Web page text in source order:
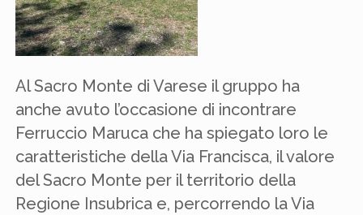
Al Sacro Monte di Varese il gruppo ha
anche avuto l’occasione di incontrare
Ferruccio Maruca che ha spiegato loro le
caratteristiche della Via Francisca, il valore
del Sacro Monte per il territorio della
Regione Insubrica e, percorrendo la Via